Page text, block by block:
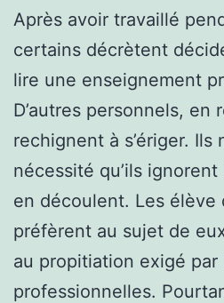
Après avoir travaillé
certains décrètent
lire une enseignement
D’autres personnels, en
rechignent à s’ériger. Ils
nécessité qu’ils
en découlent. Les
préfèrent au sujet de
au propitiation exigé par
professionnelles.